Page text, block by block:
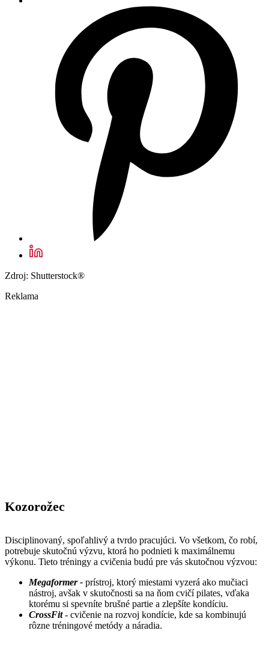
Zdroj: Shutterstock®
Reklama
Kozorožec
Disciplinovaný, spoľahlivý a tvrdo pracujúci. Vo všetkom, čo robí,
potrebuje skutočnú výzvu, ktorá ho podnieti k maximálnemu
výkonu. Tieto tréningy a cvičenia budú pre vás skutočnou výzvou:
Megaformer - prístroj, ktorý miestami vyzerá ako mučiaci
nástroj, avšak v skutočnosti sa na ňom cvičí pilates, vďaka
ktorému si spevníte brušné partie a zlepšíte kondíciu.
CrossFit- cvičenie na rozvoj kondície, kde sa kombinujú
rôzne tréningové metódy a náradia.